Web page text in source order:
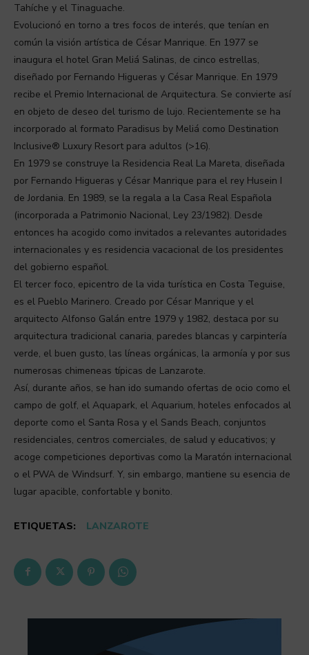
Tahíche y el Tinaguache.
Evolucionó en torno a tres focos de interés, que tenían en
común la visión artística de César Manrique. En 1977 se
inaugura el hotel Gran Meliá Salinas, de cinco estrellas,
diseñado por Fernando Higueras y César Manrique. En 1979
recibe el Premio Internacional de Arquitectura. Se convierte así
en objeto de deseo del turismo de lujo. Recientemente se ha
incorporado al formato Paradisus by Meliá como Destination
Inclusive® Luxury Resort para adultos (>16).
En 1979 se construye la Residencia Real La Mareta, diseñada
por Fernando Higueras y César Manrique para el rey Husein I
de Jordania. En 1989, se la regala a la Casa Real Española
(incorporada a Patrimonio Nacional, Ley 23/1982). Desde
entonces ha acogido como invitados a relevantes autoridades
internacionales y es residencia vacacional de los presidentes
del gobierno español.
El tercer foco, epicentro de la vida turística en Costa Teguise,
es el Pueblo Marinero. Creado por César Manrique y el
arquitecto Alfonso Galán entre 1979 y 1982, destaca por su
arquitectura tradicional canaria, paredes blancas y carpintería
verde, el buen gusto, las líneas orgánicas, la armonía y por sus
numerosas chimeneas típicas de Lanzarote.
Así, durante años, se han ido sumando ofertas de ocio como el
campo de golf, el Aquapark, el Aquarium, hoteles enfocados al
deporte como el Santa Rosa y el Sands Beach, conjuntos
residenciales, centros comerciales, de salud y educativos; y
acoge competiciones deportivas como la Maratón internacional
o el PWA de Windsurf. Y, sin embargo, mantiene su esencia de
lugar apacible, confortable y bonito.
ETIQUETAS: LANZAROTE